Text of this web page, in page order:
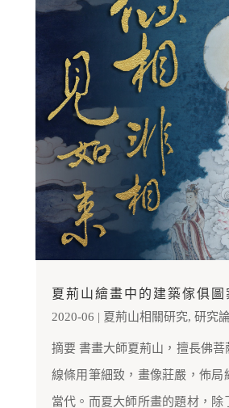
夏荊山繪畫中的建築傢俱圖
2020-06 | 夏荊山相關研究, 研究
摘要 書畫大師夏荊山，擅長佛菩
線條用筆細致，畫像莊嚴，佈局
當代。而夏大師所畫的題材，除